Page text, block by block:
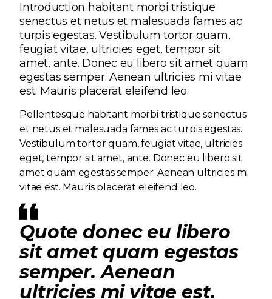
Introduction habitant morbi tristique
senectus et netus et malesuada fames ac
turpis egestas. Vestibulum tortor quam,
feugiat vitae, ultricies eget, tempor sit
amet, ante. Donec eu libero sit amet quam
egestas semper. Aenean ultricies mi vitae
est. Mauris placerat eleifend leo.
Pellentesque habitant morbi tristique senectus
et netus et malesuada fames ac turpis egestas.
Vestibulum tortor quam, feugiat vitae, ultricies
eget, tempor sit amet, ante. Donec eu libero sit
amet quam egestas semper. Aenean ultricies mi
vitae est. Mauris placerat eleifend leo.
Quote donec eu libero
sit amet quam egestas
semper. Aenean
ultricies mi vitae est.